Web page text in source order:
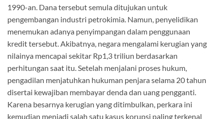
1990-an. Dana tersebut semula ditujukan untuk
pengembangan industri petrokimia. Namun, penyelidikan
menemukan adanya penyimpangan dalam penggunaan
kredit tersebut. Akibatnya, negara mengalami kerugian yang
nilainya mencapai sekitar Rp1,3 triliun berdasarkan
perhitungan saat itu. Setelah menjalani proses hukum,
pengadilan menjatuhkan hukuman penjara selama 20 tahun
disertai kewajiban membayar denda dan uang pengganti.
Karena besarnya kerugian yang ditimbulkan, perkara ini
kemudian menjadi salah satu kasus korupsi paling terkenal